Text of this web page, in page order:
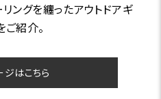
ングを纏ったアウトドアギ
紹介。
はこちら